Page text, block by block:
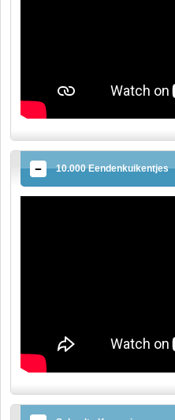
10.000 Eendenkuikentjes